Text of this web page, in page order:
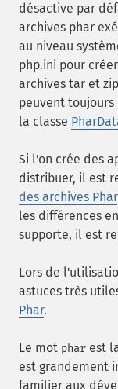
désactive par
archives phar
au niveau
php.ini pour
archives tar et
peuvent
la classe
Si l'on crée des
distribuer, il est
des archives Phar
les différences
supporte, il est
Lors de
astuces très
Phar.
Le mot phar est
est grandement
familier aux